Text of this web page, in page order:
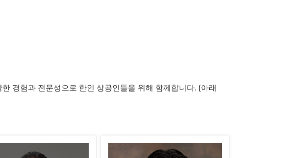
경험과 전문성으로 한인 상공인들을 위해 함께합니다. (아래